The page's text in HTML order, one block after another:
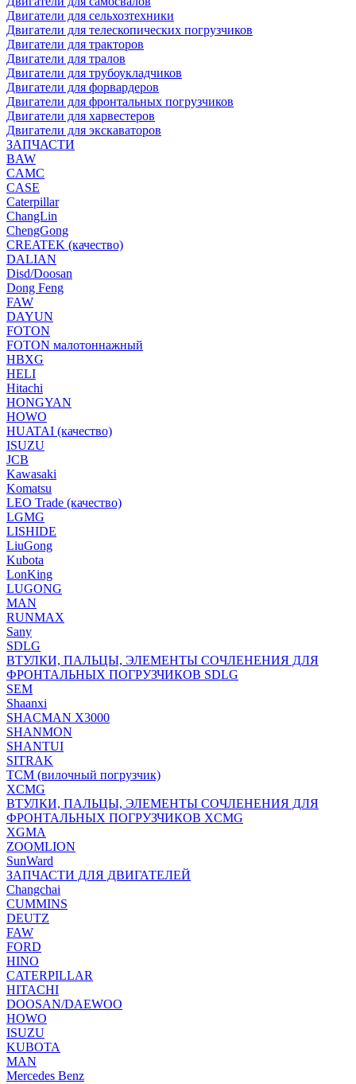
Двигатели для сельхозтехники
Двигатели для телескопических погрузчиков
Двигатели для тракторов
Двигатели для тралов
Двигатели для трубоукладчиков
Двигатели для форвардеров
Двигатели для фронтальных погрузчиков
Двигатели для харвестеров
Двигатели для экскаваторов
ЗАПЧАСТИ
BAW
CAMC
CASE
Caterpillar
ChangLin
ChengGong
CREATEK (качество)
DALIAN
Disd/Doosan
Dong Feng
FAW
DAYUN
FOTON
FOTON малотоннажный
HBXG
HELI
Hitachi
HONGYAN
HOWO
HUATAI (качество)
ISUZU
JCB
Kawasaki
Komatsu
LEO Trade (качество)
LGMG
LISHIDE
LiuGong
Kubota
LonKing
LUGONG
MAN
RUNMAX
Sany
SDLG
ВТУЛКИ, ПАЛЬЦЫ, ЭЛЕМЕНТЫ СОЧЛЕНЕНИЯ ДЛЯ
ФРОНТАЛЬНЫХ ПОГРУЗЧИКОВ SDLG
SEM
Shaanxi
SHACMAN X3000
SHANMON
SHANTUI
SITRAK
TCM (вилочный погрузчик)
XCMG
ВТУЛКИ, ПАЛЬЦЫ, ЭЛЕМЕНТЫ СОЧЛЕНЕНИЯ ДЛЯ
ФРОНТАЛЬНЫХ ПОГРУЗЧИКОВ XCMG
XGMA
ZOOMLION
SunWard
ЗАПЧАСТИ ДЛЯ ДВИГАТЕЛЕЙ
Changchai
CUMMINS
DEUTZ
FAW
FORD
HINO
CATERPILLAR
HITACHI
DOOSAN/DAEWOO
HOWO
ISUZU
KUBOTA
MAN
Mercedes Benz